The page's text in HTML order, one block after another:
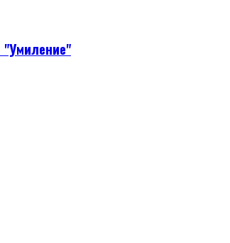
"Умиление"